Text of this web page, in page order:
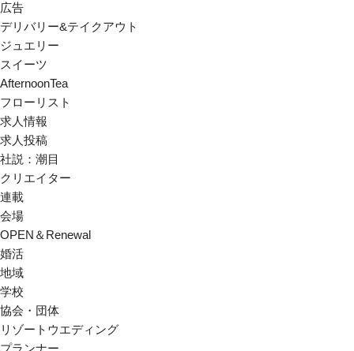
広告
デリバリー&テイクアウト
ジュエリー
スイーツ
AfternoonTea
フローリスト
求人情報
求人投稿
社説：潮目
クリエイター
連載
会場
OPEN＆Renewal
婚活
地域
学校
協会・団体
リゾートウエディング